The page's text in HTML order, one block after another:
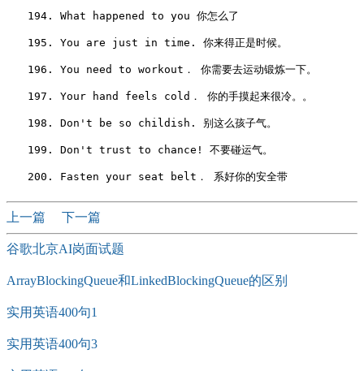
194. What happened to you 你怎么了
195. You are just in time. 你来得正是时候。
196. You need to workout． 你需要去运动锻炼一下。
197. Your hand feels cold． 你的手摸起来很冷。。
198. Don't be so childish. 别这么孩子气。
199. Don't trust to chance! 不要碰运气。
上一篇 下一篇
谷歌北京AI岗面试题
ArrayBlockingQueue和LinkedBlockingQueue的区别
实用英语400句1
实用英语400句3